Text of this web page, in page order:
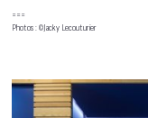
===
Photos : ©Jacky Lecouturier